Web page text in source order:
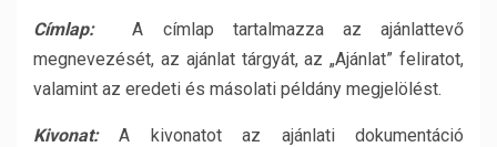
Címlap:A címlap tartalmazza az ajánlattevő
megnevezését, az ajánlat tárgyát, az „Ajánlat” feliratot,
valamint az eredeti és másolati példány megjelölést.
Kivonat:A kivonatot az ajánlati dokumentáció